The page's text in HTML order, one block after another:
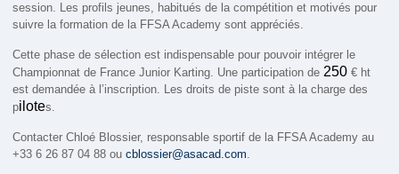
session. Les profils jeunes, habitués de la compétition et motivés pour
suivre la formation de la FFSA Academy sont appréciés.
Cette phase de sélection est indispensable pour pouvoir intégrer le
Championnat de France Junior Karting. Une participation de250 € ht
est demandée à l’inscription. Les droits de piste sont à la charge des
pilotes.
Contacter Chloé Blossier, responsable sportif de la FFSA Academy au
+33 6 26 87 04 88 oucblossier@asacad.com.